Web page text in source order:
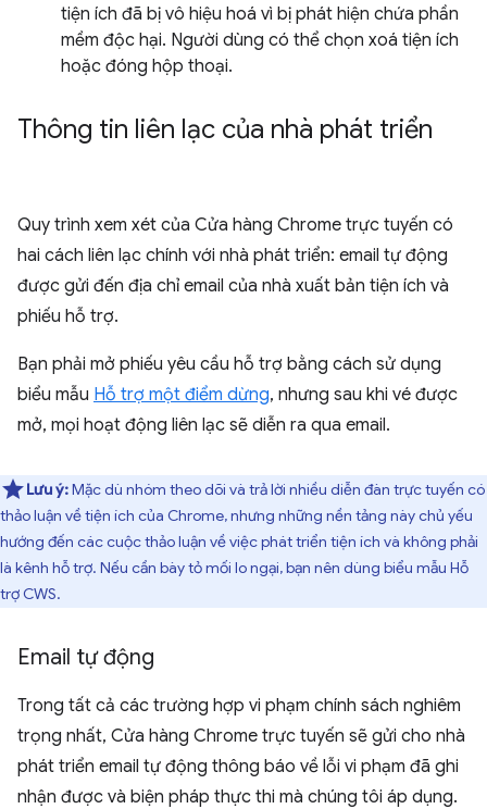
tiện ích đã bị vô hiệu hoá vì bị phát hiện chứa phần
mềm độc hại. Người dùng có thể chọn xoá tiện ích
hoặc đóng hộp thoại.
Thông tin liên lạc của nhà phát triển
Quy trình xem xét của Cửa hàng Chrome trực tuyến có
hai cách liên lạc chính với nhà phát triển: email tự động
được gửi đến địa chỉ email của nhà xuất bản tiện ích và
phiếu hỗ trợ.
Bạn phải mở phiếu yêu cầu hỗ trợ bằng cách sử dụng
biểu mẫu Hỗ trợ một điểm dừng, nhưng sau khi vé được
mở, mọi hoạt động liên lạc sẽ diễn ra qua email.
Lưu ý:Mặc dù nhóm theo dõi và trả lời nhiều diễn đàn trực tuyến có
thảo luận về tiện ích của Chrome, nhưng những nền tảng này chủ yếu
hướng đến các cuộc thảo luận về việc phát triển tiện ích và không phải
là kênh hỗ trợ. Nếu cần bày tỏ mối lo ngại, bạn nên dùng biểu mẫu Hỗ
trợ CWS.
Email tự động
Trong tất cả các trường hợp vi phạm chính sách nghiêm
trọng nhất, Cửa hàng Chrome trực tuyến sẽ gửi cho nhà
phát triển email tự động thông báo về lỗi vi phạm đã ghi
nhận được và biện pháp thực thi mà chúng tôi áp dụng.